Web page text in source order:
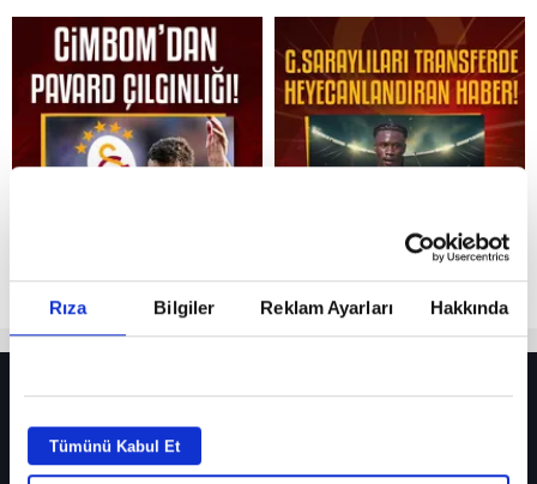
Rıza Bilgiler Reklam Ayarları Hakkında
Tümünü Kabul Et
Reddet
Fenerbahçe’de sürpriz ayrılık ihtimali! Devre arasında gelmişti
Fenerbahçe’nin yeni transferi Mason Greenwood için olay sözler!